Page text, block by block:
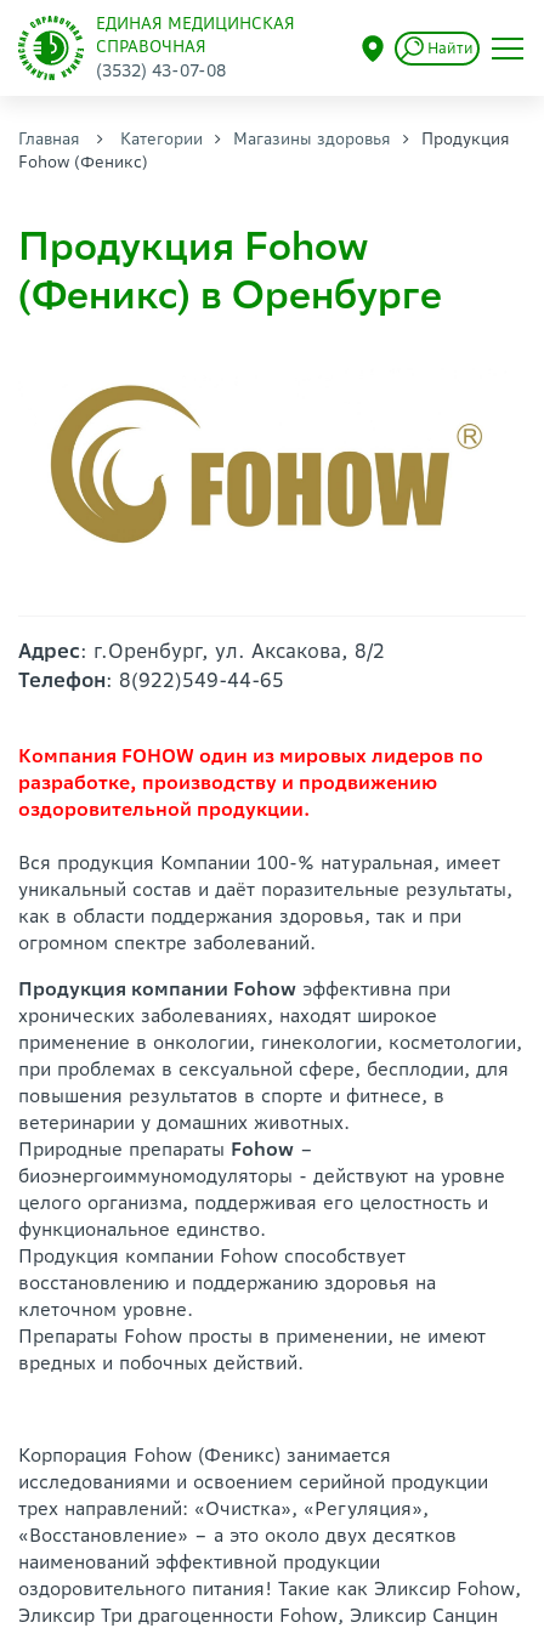
ЕДИНАЯ МЕДИЦИНСКАЯ
СПРАВОЧНАЯ
(3532) 43-07-08
Найти
Главная Категории Магазины здоровья
Продукция
Fohow (Феникс)
Продукция Fohow
(Феникс) в Оренбурге
Адрес: г.Оренбург, ул. Аксакова, 8/2
Телефон: 8(922)549-44-65
Компания FOHOW один из мировых лидеров по
разработке, производству и продвижению
оздоровительной продукции.
Вся продукция Компании 100-% натуральная, имеет
уникальный состав и даёт поразительные результаты,
как в области поддержания здоровья, так и при
огромном спектре заболеваний.
Продукция компании Fohow эффективна при
хронических заболеваниях, находят широкое
применение в онкологии, гинекологии, косметологии,
при проблемах в сексуальной сфере, бесплодии, для
повышения результатов в спорте и фитнесе, в
ветеринарии у домашних животных.
Природные препараты Fohow –
биоэнергоиммуномодуляторы - действуют на уровне
целого организма, поддерживая его целостность и
функциональное единство.
Продукция компании Fohow способствует
восстановлению и поддержанию здоровья на
клеточном уровне.
Препараты Fohow просты в применении, не имеют
вредных и побочных действий.
Корпорация Fohow (Феникс) занимается
исследованиями и освоением серийной продукции
трех направлений: «Очистка», «Регуляция»,
«Восстановление» – а это около двух десятков
наименований эффективной продукции
оздоровительного питания! Такие как Эликсир Fohow,
Эликсир Три драгоценности Fohow, Эликсир Санцин